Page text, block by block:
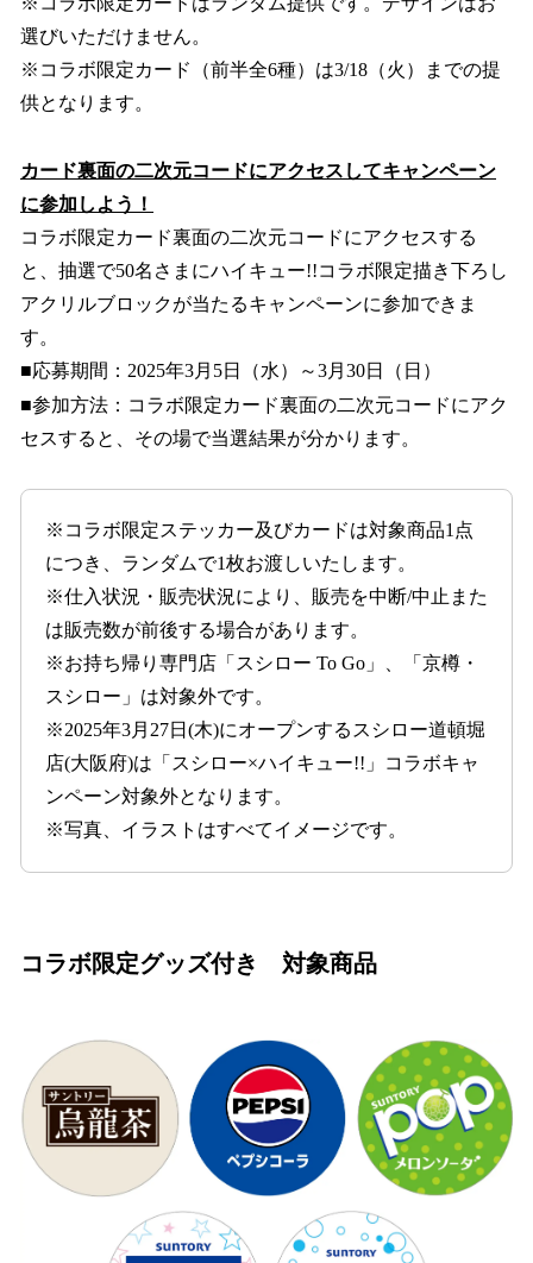
選びいただけません。
※コラボ限定カード（前半全6種）は3/18（火）までの提
供となります。
カード裏面の二次元コードにアクセスしてキャンペーン
に参加しよう！
コラボ限定カード裏面の二次元コードにアクセスする
と、抽選で50名さまにハイキュー!!コラボ限定描き下ろし
アクリルブロックが当たるキャンペーンに参加できま
す。
■応募期間：2025年3月5日（水）～3月30日（日）
■参加方法：コラボ限定カード裏面の二次元コードにアク
セスすると、その場で当選結果が分かります。
※コラボ限定ステッカー及びカードは対象商品1点
につき、ランダムで1枚お渡しいたします。
※仕入状況・販売状況により、販売を中断/中止また
は販売数が前後する場合があります。
※お持ち帰り専門店「スシロー To Go」、「京樽・
スシロー」は対象外です。
※2025年3月27日(木)にオープンするスシロー道頓堀
店(大阪府)は「スシロー×ハイキュー!!」コラボキャ
ンペーン対象外となります。
※写真、イラストはすべてイメージです。
コラボ限定グッズ付き 対象商品